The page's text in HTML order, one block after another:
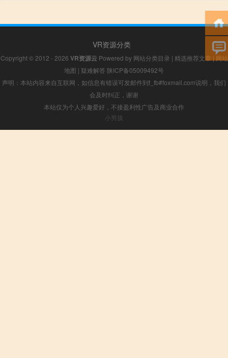
VR资源分类
Copyright © 2012 - 2026 VR资源云Powered by 网站分类目录 | 精选推荐文章 | 网站
地图 | 疑难解答 陕ICP备05009492号
声明：本站内容来自互联网，如信息有错误可发邮件到f_fb#foxmail.com说明，我们
会及时纠正，谢谢
本站仅为个人兴趣爱好，不接盈利性广告及商业合作
小男孩